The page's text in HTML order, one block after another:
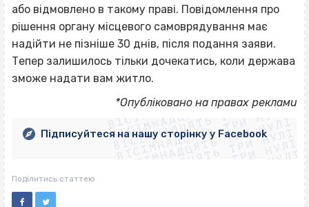
або відмовлено в такому праві. Повідомлення про
рішення органу місцевого самоврядування має
надійти не пізніше 30 днів, після подання заяви.
Тепер залишилось тільки дочекатись, коли держава
зможе надати вам житло.
*Опубліковано на правах реклами
ВІСІМНАДЦЯТЬ ТРИ НУЛІ
ВІСІМНАДЦЯТЬ ТРИ НУЛІ
ВІСІМНАДЦЯТЬ ТРИ НУЛІ
ВІСІМНАДЦЯТЬ ТРИ НУЛІ
ВІСІМНАДЦЯТЬ ТРИ НУЛІ
ВІСІМНАДЦЯТЬ ТРИ НУЛІ
ВІСІМНАДЦЯТЬ ТРИ НУЛІ
ВІСІМНАДЦЯТЬ ТРИ НУЛІ
Підписуйтеся на нашу сторінку у Facebook
Поділитись статтею